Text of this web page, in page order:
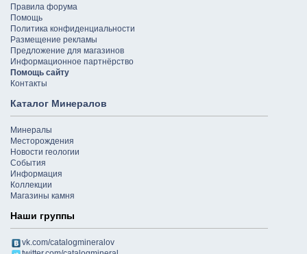
Правила форума
Помощь
Политика конфиденциальности
Размещение рекламы
Предложение для магазинов
Информационное партнёрство
Помощь сайту
Контакты
Каталог Минералов
Минералы
Месторождения
Новости геологии
События
Информация
Коллекции
Магазины камня
Наши группы
vk.com/catalogmineralov